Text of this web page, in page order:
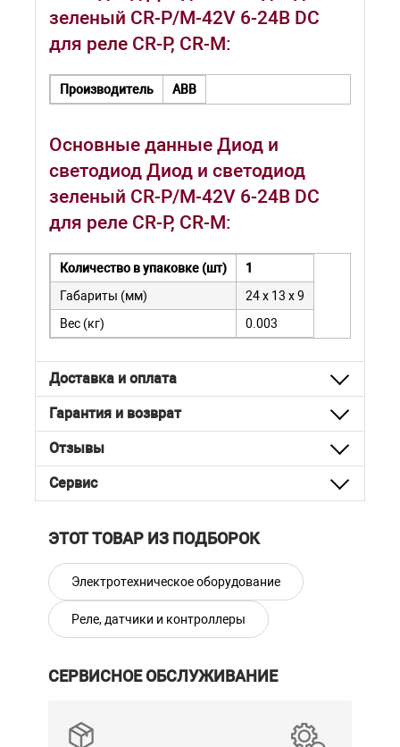
зеленый CR-P/M-42V 6-24B DC
для реле CR-P, CR-M:
Производитель ABB
Основные данные Диод и
светодиод Диод и светодиод
зеленый CR-P/M-42V 6-24B DC
для реле CR-P, CR-M:
Количество в упаковке (шт)
1
Габариты (мм)
24 x 13 x 9
Вес (кг)
0.003
Доставка и оплата
Гарантия и возврат
Отзывы
Сервис
ЭТОТ ТОВАР ИЗ ПОДБОРОК
Электротехническое оборудование
Реле, датчики и контроллеры
СЕРВИСНОЕ ОБСЛУЖИВАНИЕ